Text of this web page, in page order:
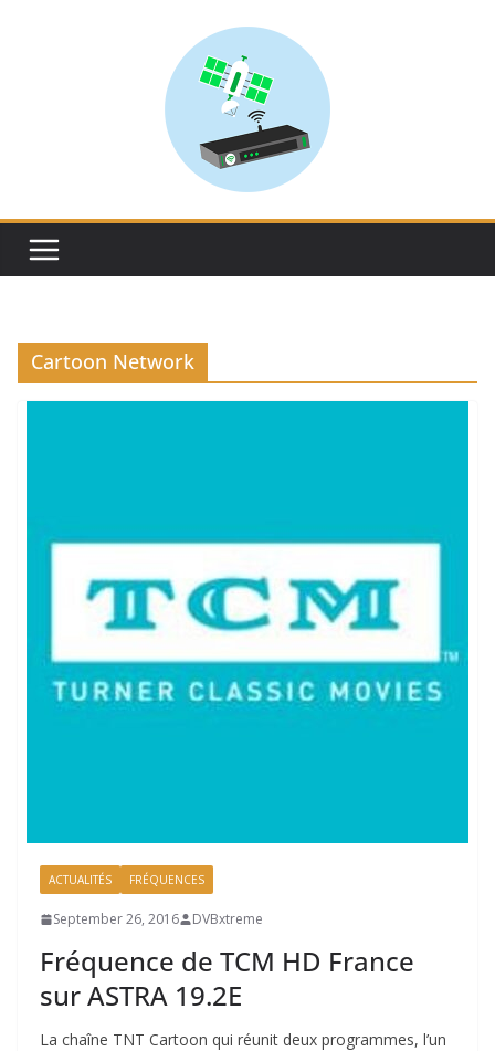
Cartoon Network
ACTUALITÉS FRÉQUENCES
September 26, 2016 DVBxtreme
Fréquence de TCM HD France
sur ASTRA 19.2E
La chaîne TNT Cartoon qui réunit deux programmes, l’un